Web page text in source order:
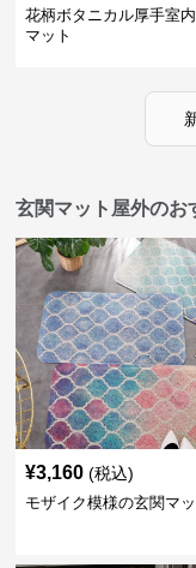
花柄ボタニカル厚手室
マット
玄関マット屋外のお
¥3,160 (税込)
モザイク模様の玄関マッ